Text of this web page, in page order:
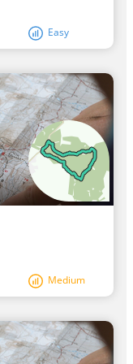
Easy
Medium